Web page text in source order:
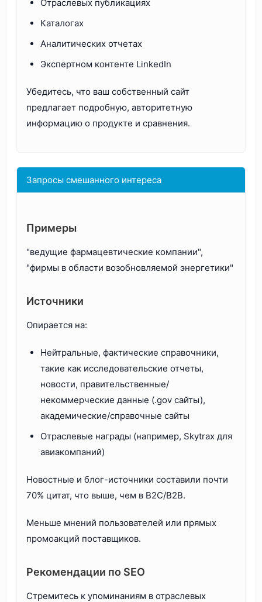
Отраслевых публикациях
Каталогах
Аналитических отчетах
Экспертном контенте LinkedIn
Убедитесь, что ваш собственный сайт
предлагает подробную, авторитетную
информацию о продукте и сравнения.
Запросы смешанного интереса
Примеры
"ведущие фармацевтические компании",
"фирмы в области возобновляемой энергетики"
Источники
Опирается на:
Нейтральные, фактические справочники,
такие как исследовательские отчеты,
новости, правительственные/
некоммерческие данные (.gov сайты),
академические/справочные сайты
Отраслевые награды (например, Skytrax для
авиакомпаний)
Новостные и блог-источники составили почти
70% цитат, что выше, чем в B2C/B2B.
Меньше мнений пользователей или прямых
промоакций поставщиков.
Рекомендации по SEO
Стремитесь к упоминаниям в отраслевых